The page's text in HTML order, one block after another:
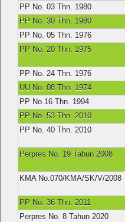
PP No. 03 Thn. 1980
PP No. 30 Thn. 1980
PP No. 05 Thn. 1976
PP No. 20 Thn. 1975
PP No. 24 Thn. 1976
UU No. 08 Thn. 1974
PP No.16 Thn. 1994
PP No. 53 Thn. 2010
PP No. 40 Thn. 2010
Perpres No. 19 Tahun 2008
KMA No.070/KMA/SK/V/2008
PP No. 36 Thn. 2011
Perpres No. 8 Tahun 2020